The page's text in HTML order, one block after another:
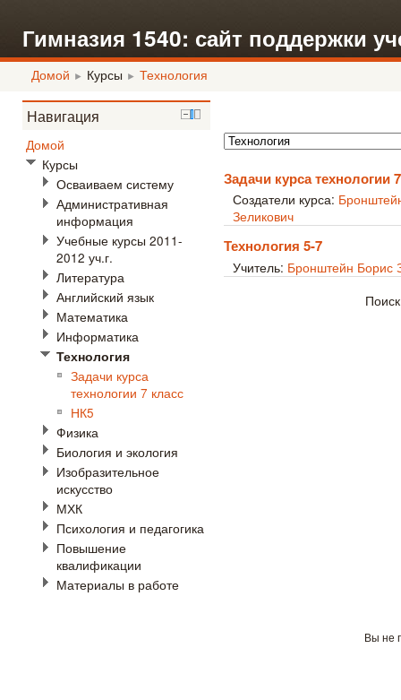
Гимназия 1540: сайт поддержки
Домой ► Курсы ► Технология
Задачи курса технологии
Создатели курса:
Зеликович
Технология 5-7
Учитель: Бронштейн Борис
Навигация
Домой
Курсы
Осваиваем систему
Административная
информация
Учебные курсы 2011-
2012 уч.г.
Литература
Английский язык
Математика
Информатика
Технология
Задачи курса
технологии 7 класс
НК5
Физика
Биология и экология
Изобразительное
искусство
МХК
Психология и педагогика
Повышение
квалификации
Материалы в работе
Вы не